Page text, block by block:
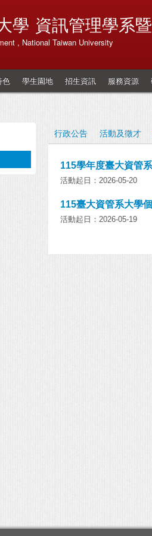
學 資訊管理學系
, National Taiwan University
色 學生園地 招生資訊 服務資源
行政公告 活動及徵才
115學年度臺大資管
活動起日：2026-05-20
115臺大資管系大學
活動起日：2026-05-19